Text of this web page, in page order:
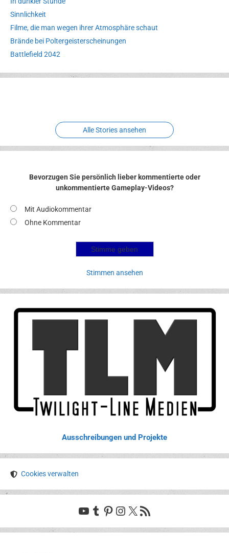
Sinnlichkeit
Filme, die man wegen ihrer Atmosphäre schaut
Brände bei Poltergeisterscheinungen
Battlefield 2042
Erlebnispark
Verbotene
Alle Stories ansehen
Bevorzugen Sie persönlich lieber kommentierte oder
unkommentierte Gameplay-Videos?
Mit Audiokommentar
Ohne Kommentar
Stimmen ansehen
Ausschreibungen und Projekte
Cookies verwalten
YouTube
Tumblr
Pinterest
Instagram
X RSS-Feed